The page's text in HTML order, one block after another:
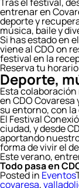
entrenar en
deporte y
música, baile y
Si has estado en
viene al CDO on
festival en la
Reserva tu
Deporte,
Esta
en CDO
su entorno, con
El Festival
ciudad, y desde
aportando
forma de vivir el
Este verano,
Todo pasa en
Posted in Eventos
covaresa,